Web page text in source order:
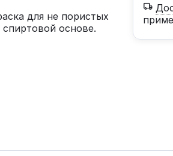
для не пористых
основе.